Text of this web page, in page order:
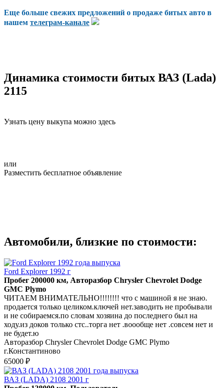
Еще больше свежих предложений о продаже битых авто в
нашем телеграм-канале
Динамика стоимости битых ВАЗ (Lada)
2115
Узнать цену выкупа можно здесь
или
Разместить бесплатное объявление
Автомобили, близкие по стоимости:
Ford Explorer 1992 г
Пробег 200000 км, Авторазбор Chrysler Chevrolet Dodge
GMC Plymo
ЧИТАЕМ ВНИМАТЕЛЬНО!!!!!!!! что с машиной я не знаю.
продается только целиком.ключей нет.заводить не пробывали
и не собираемся.по словам хозяина до последнего был на
ходу.из доков только стс..торга нет .воообще нет .совсем нет и
не будет.ю
Авторазбор Chrysler Chevrolet Dodge GMC Plymo
г.Константиново
65000 ₽
ВАЗ (LADA) 2108 2001 г